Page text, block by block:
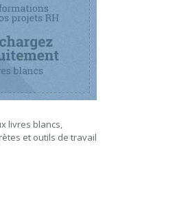
livres blancs,
et outils de travail